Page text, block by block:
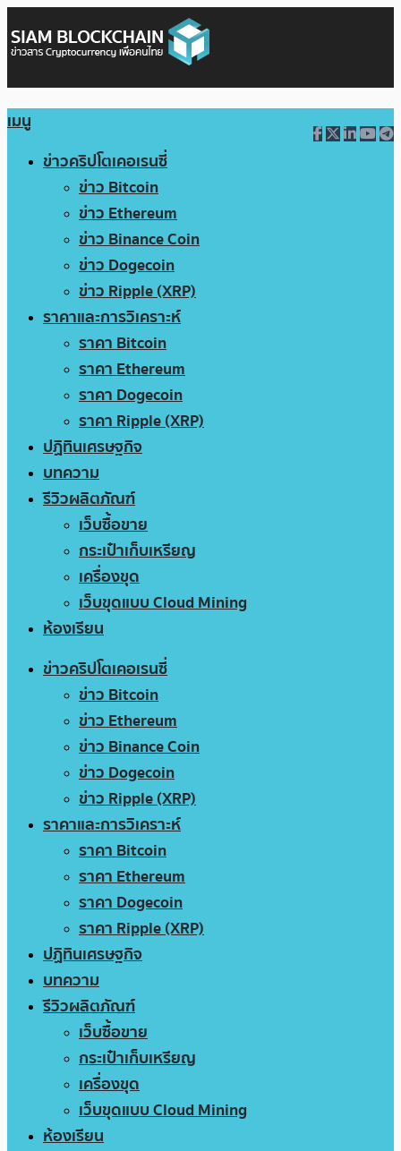
เมนู
ข่าวคริปโตเคอเรนซี่
ข่าว Bitcoin
ข่าว Ethereum
ข่าว Binance Coin
ข่าว Dogecoin
ข่าว Ripple (XRP)
ราคาและการวิเคราะห์
ราคา Bitcoin
ราคา Ethereum
ราคา Dogecoin
ราคา Ripple (XRP)
ปฏิทินเศรษฐกิจ
บทความ
รีวิวผลิตภัณฑ์
เว็บซื้อขาย
กระเป๋าเก็บเหรียญ
เครื่องขุด
เว็บขุดแบบ Cloud Mining
ห้องเรียน
ข่าวคริปโตเคอเรนซี่
ข่าว Bitcoin
ข่าว Ethereum
ข่าว Binance Coin
ข่าว Dogecoin
ข่าว Ripple (XRP)
ราคาและการวิเคราะห์
ราคา Bitcoin
ราคา Ethereum
ราคา Dogecoin
ราคา Ripple (XRP)
ปฏิทินเศรษฐกิจ
บทความ
รีวิวผลิตภัณฑ์
เว็บซื้อขาย
กระเป๋าเก็บเหรียญ
เครื่องขุด
เว็บขุดแบบ Cloud Mining
ห้องเรียน